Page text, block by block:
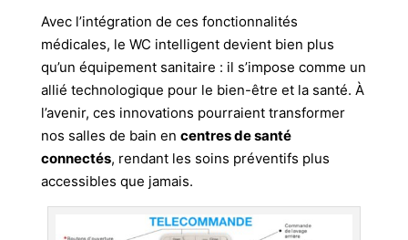
Avec l’intégration de ces fonctionnalités
médicales, le WC intelligent devient bien plus
qu’un équipement sanitaire : il s’impose comme un
allié technologique pour le bien-être et la santé. À
l’avenir, ces innovations pourraient transformer
nos salles de bain en centres de santé
connectés, rendant les soins préventifs plus
accessibles que jamais.